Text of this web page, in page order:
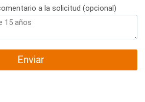
a la solicitud (opcional)
Enviar